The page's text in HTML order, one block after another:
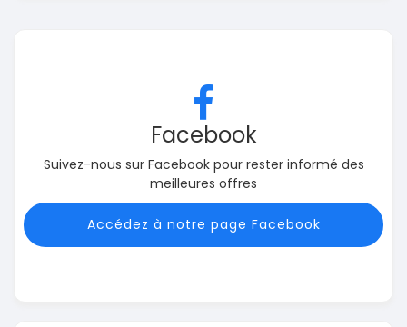
Facebook
Suivez-nous sur Facebook pour rester informé des
meilleures offres
Accédez à notre page Facebook